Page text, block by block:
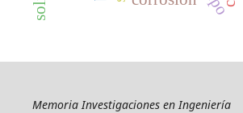
Memoria Investigaciones en Ingeniería